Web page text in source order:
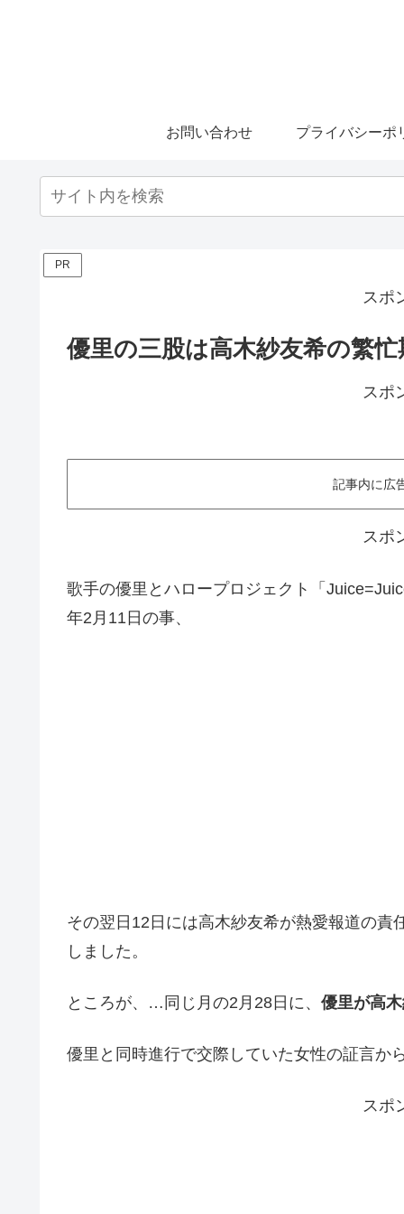
お問い合わせ プライバシーポ
PR
スポ
優里の三股は高木紗友希の繁
スポ
記事内に広
スポ
歌手の優里とハロープロジェクト「
年2月11日の事、
その翌日12日には高木紗友希が熱愛報道の
しました。
ところが、…同じ月の2月28日に、 優里が高
優里と同時進行で交際していた女性の証言か
スポ